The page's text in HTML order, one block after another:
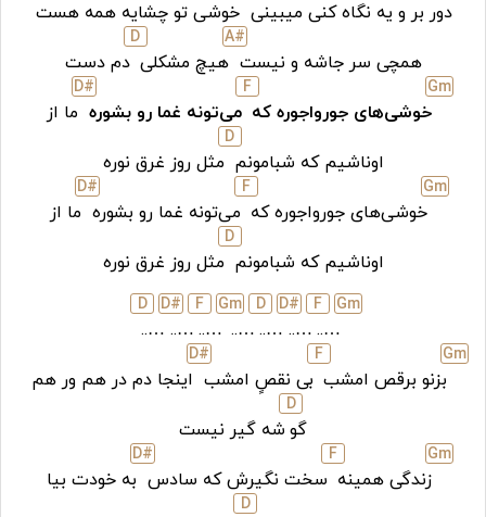
دور بر و یه نگاه کنی‌ میبینی خوشی‌ تو چشایه همه هست
همچی‌ سر جاشه و نیست
A#
هیچ مشکلی‌
D
دم دست
Gm
خوشی‌‌های جورواجوره که
F
می‌تونه غما رو بشوره
D#
ما از
اوناشیم که شبامونم
D
مثل روز غرق نوره
Gm
خوشی‌‌های جورواجوره که
F
می‌تونه غما رو بشوره
D#
ما از
اوناشیم که شبامونم
D
مثل روز غرق نوره
Gm
…..
F
…..
D#
…..
D
…..
Gm
…..
F
…..
D#
…..
D
Gm
بزنو برقص امشب
F
بی‌ نقصٍ امشب
D#
اینجا دم در هم ور هم
گو
D
شه گیر نیست
Gm
زندگی‌ همینه
F
سخت نگیرش که سادس
D#
به خودت بیا
D